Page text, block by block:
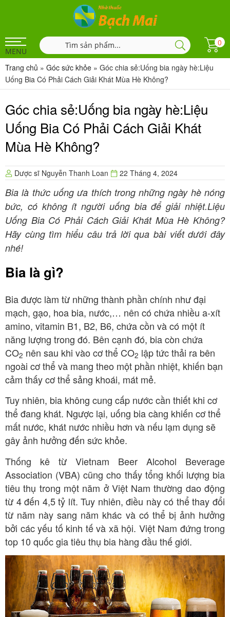
MENU
0
Trang chủ » Góc sức khỏe » Góc chia sẻ:Uống bia ngày hè:Liệu
Uống Bia Có Phải Cách Giải Khát Mùa Hè Không?
Góc chia sẻ:Uống bia ngày hè:Liệu
Uống Bia Có Phải Cách Giải Khát
Mùa Hè Không?
Dược sĩ Nguyễn Thanh Loan 22 Tháng 4, 2024
Bia là thức uống ưa thích trong những ngày hè nóng
bức, có không ít người uống bia để giải nhiệt.Liệu
Uống Bia Có Phải Cách Giải Khát Mùa Hè Không?
Hãy cùng tìm hiểu câu trả lời qua bài viết dưới đây
nhé!
Bia là gì?
Bia được làm từ những thành phần chính như đại
mạch, gạo, hoa bia, nước,… nên có chứa nhiều a-xít
amino, vitamin B1, B2, B6, chứa cồn và có một ít
năng lượng trong đó. Bên cạnh đó, bia còn chứa
CO2 nên sau khi vào cơ thể CO2 lập tức thải ra bên
ngoài cơ thể và mang theo một phần nhiệt, khiến bạn
cảm thấy cơ thể sảng khoái, mát mẻ.
Tuy nhiên, bia không cung cấp nước cần thiết khi cơ
thể đang khát. Ngược lại, uống bia càng khiến cơ thể
mất nước, khát nước nhiều hơn và nếu lạm dụng sẽ
gây ảnh hưởng đến sức khỏe.
Thống kê từ Vietnam Beer Alcohol Beverage
Association (VBA) cũng cho thấy tổng khối lượng bia
tiêu thụ trong một năm ở Việt Nam thường dao động
từ 4 đến 4,5 tỷ lít. Tuy nhiên, điều này có thể thay đổi
từ năm này sang năm khác và có thể bị ảnh hưởng
bởi các yếu tố kinh tế và xã hội. Việt Nam đứng trong
top 10 quốc gia tiêu thụ bia hàng đầu thế giới.